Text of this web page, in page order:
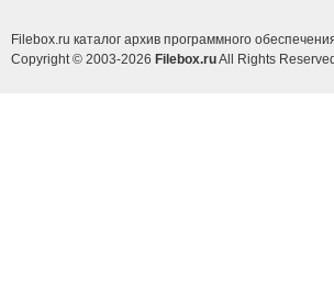
Filebox.ru каталог архив программного
Copyright © 2003-2026 Filebox.ruAll Rights